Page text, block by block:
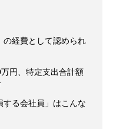
の経費として認められ
円、特定支出合計額
る会社員」はこんな